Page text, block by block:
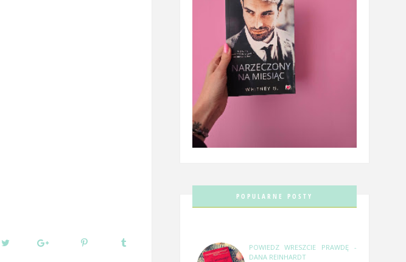
POPULARNE POSTY
POWIEDZ WRESZCIE PRAWDĘ -
DANA REINHARDT